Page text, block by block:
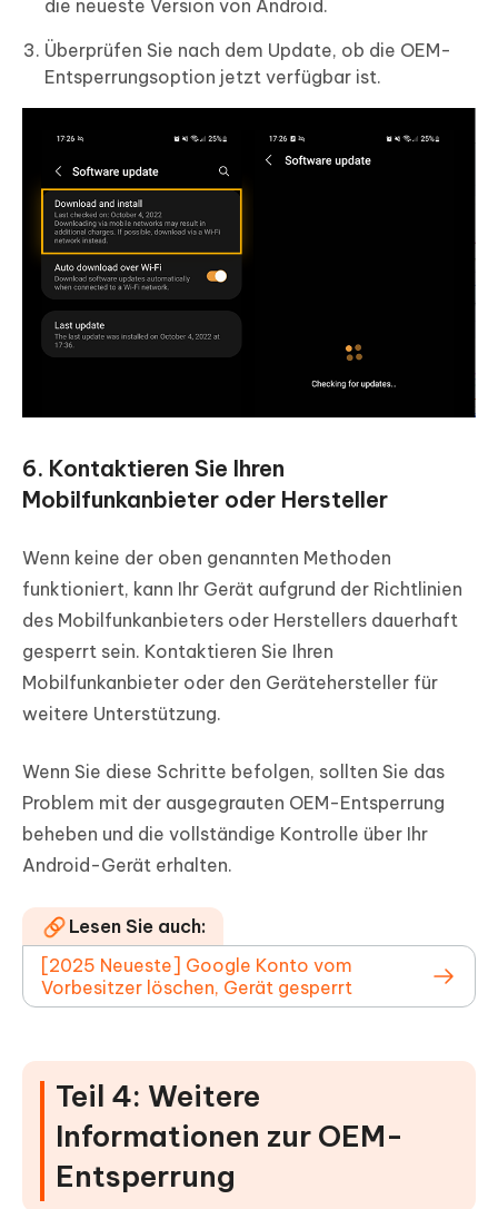
die neueste Version von Android.
Überprüfen Sie nach dem Update, ob die OEM-
Entsperrungsoption jetzt verfügbar ist.
6. Kontaktieren Sie Ihren
Mobilfunkanbieter oder Hersteller
Wenn keine der oben genannten Methoden
funktioniert, kann Ihr Gerät aufgrund der Richtlinien
des Mobilfunkanbieters oder Herstellers dauerhaft
gesperrt sein. Kontaktieren Sie Ihren
Mobilfunkanbieter oder den Gerätehersteller für
weitere Unterstützung.
Wenn Sie diese Schritte befolgen, sollten Sie das
Problem mit der ausgegrauten OEM-Entsperrung
beheben und die vollständige Kontrolle über Ihr
Android-Gerät erhalten.
Lesen Sie auch:
[2025 Neueste] Google Konto vom
Vorbesitzer löschen, Gerät gesperrt
Teil 4: Weitere
Informationen zur OEM-
Entsperrung